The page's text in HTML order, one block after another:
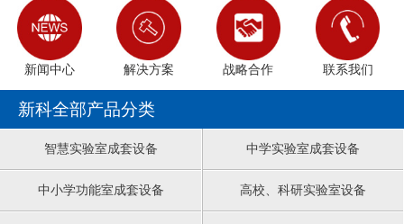
新闻中心 解决方案 战略合作 联系我们
新科全部产品分类
智慧实验室成套设备 中学实验室成套设备
中小学功能室成套设备 高校、科研实验室设备